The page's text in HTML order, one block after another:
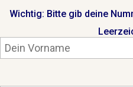
Wichtig: Bitte gib deine